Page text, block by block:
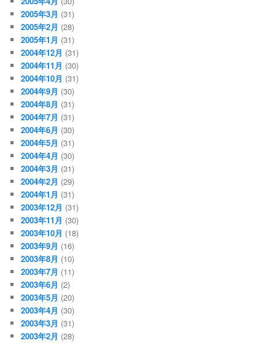
2005年3月 (31)
2005年2月 (28)
2005年1月 (31)
2004年12月 (31)
2004年11月 (30)
2004年10月 (31)
2004年9月 (30)
2004年8月 (31)
2004年7月 (31)
2004年6月 (30)
2004年5月 (31)
2004年4月 (30)
2004年3月 (31)
2004年2月 (29)
2004年1月 (31)
2003年12月 (31)
2003年11月 (30)
2003年10月 (18)
2003年9月 (16)
2003年8月 (10)
2003年7月 (11)
2003年6月 (2)
2003年5月 (20)
2003年4月 (30)
2003年3月 (31)
2003年2月 (28)